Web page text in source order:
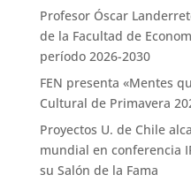
Profesor Óscar
de la Facultad de
período 2026-2030
FEN presenta «Mentes
Cultural de Primavera
Proyectos U. de Chile
mundial en conferencia
su Salón de la Fama